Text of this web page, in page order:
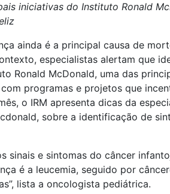
iniciativas do Instituto Ronald
ainda é a principal causa de
especialistas alertam que
Ronald McDonald, uma das
programas e projetos que
o IRM apresenta dicas da
sobre a identificação de
sinais e sintomas do câncer
é a leucemia, seguido por
lista a oncologista pediátrica.